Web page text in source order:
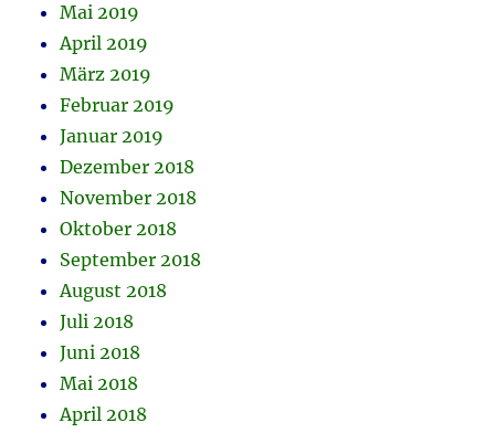
Mai 2019
April 2019
März 2019
Februar 2019
Januar 2019
Dezember 2018
November 2018
Oktober 2018
September 2018
August 2018
Juli 2018
Juni 2018
Mai 2018
April 2018